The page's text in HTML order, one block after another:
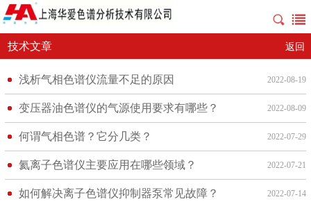
技术文章 返回
浅析气相色谱仪流量不足的原因 2022-08-19
变压器油色谱仪的气源使用要求有哪些？ 2022-08-09
何谓气相色谱？它分几类？ 2022-07-29
氦离子色谱仪主要应用在哪些领域？ 2022-07-21
如何解决离子色谱仪抑制器泵常见故障？ 2022-07-14